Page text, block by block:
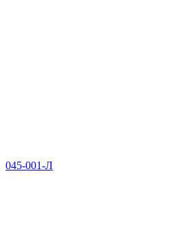
045-001-Л